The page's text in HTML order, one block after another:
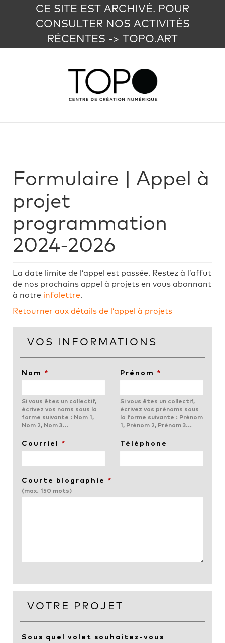
CE SITE EST ARCHIVÉ. POUR
CONSULTER NOS ACTIVITÉS
RÉCENTES -> TOPO.ART
Formulaire | Appel à
projet
programmation
2024-2026
La date limite de l’appel est passée. Restez à l’affut
de nos prochains appel à projets en vous abonnant
à notre infolettre.
Retourner aux détails de l’appel à projets
VOS INFORMATIONS
Nom *
Si vous êtes un collectif,
écrivez vos noms sous la
forme suivante : Nom 1,
Nom 2, Nom 3...
Prénom *
Si vous êtes un collectif,
écrivez vos prénoms sous
la forme suivante : Prénom
1, Prénom 2, Prénom 3...
Courriel * Téléphone
Courte biographie *
(max. 150 mots)
VOTRE PROJET
Sous quel volet souhaitez-vous